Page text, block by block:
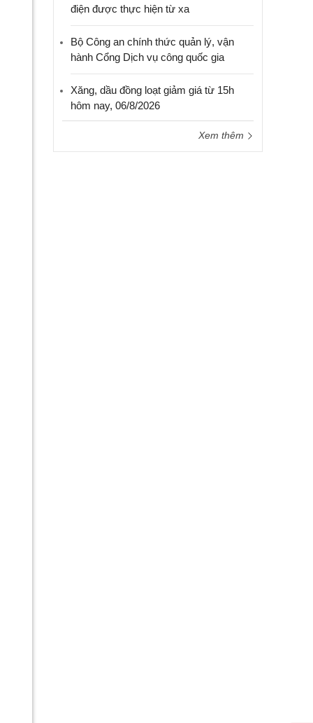
điện được thực hiện từ xa
Bộ Công an chính thức quản lý, vận
hành Cổng Dịch vụ công quốc gia
Xăng, dầu đồng loạt giảm giá từ 15h
hôm nay, 06/8/2026
Xem thêm